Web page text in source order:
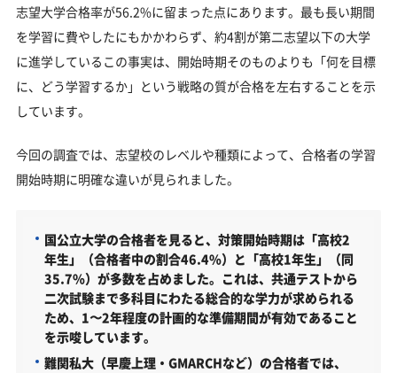
志望大学合格率が56.2%に留まった点にあります。最も長い期間
を学習に費やしたにもかかわらず、約4割が第二志望以下の大学
に進学しているこの事実は、開始時期そのものよりも「何を目標
に、どう学習するか」という戦略の質が合格を左右することを示
しています。
今回の調査では、志望校のレベルや種類によって、合格者の学習
開始時期に明確な違いが見られました。
国公立大学の合格者を見ると、対策開始時期は「高校2
年生」（合格者中の割合46.4%）と「高校1年生」（同
35.7%）が多数を占めました。これは、共通テストから
二次試験まで多科目にわたる総合的な学力が求められる
ため、1〜2年程度の計画的な準備期間が有効であること
を示唆しています。
難関私大（早慶上理・GMARCHなど）の合格者では、